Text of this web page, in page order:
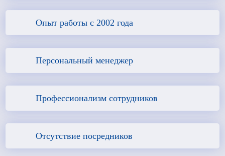
Опыт работы с 2002 года
Персональный менеджер
Профессионализм сотрудников
Отсутствие посредников